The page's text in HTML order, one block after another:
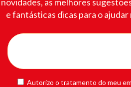
e fantásticas dicas para o ajudar
Autorizo o tratamento do meu